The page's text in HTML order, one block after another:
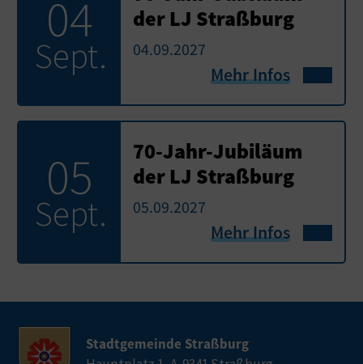
04
Sept.
der LJ Straßburg
04.09.2027
Mehr Infos
05
Sept.
70-Jahr-Jubiläum
der LJ Straßburg
05.09.2027
Mehr Infos
Stadtgemeinde Straßburg